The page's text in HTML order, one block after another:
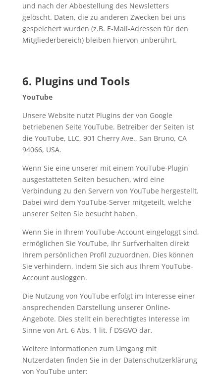
und nach der Abbestellung des Newsletters
gelöscht. Daten, die zu anderen Zwecken bei uns
gespeichert wurden (z.B. E-Mail-Adressen für den
Mitgliederbereich) bleiben hiervon unberührt.
6. Plugins und Tools
YouTube
Unsere Website nutzt Plugins der von Google
betriebenen Seite YouTube. Betreiber der Seiten ist
die YouTube, LLC, 901 Cherry Ave., San Bruno, CA
94066, USA.
Wenn Sie eine unserer mit einem YouTube-Plugin
ausgestatteten Seiten besuchen, wird eine
Verbindung zu den Servern von YouTube hergestellt.
Dabei wird dem YouTube-Server mitgeteilt, welche
unserer Seiten Sie besucht haben.
Wenn Sie in Ihrem YouTube-Account eingeloggt sind,
ermöglichen Sie YouTube, Ihr Surfverhalten direkt
Ihrem persönlichen Profil zuzuordnen. Dies können
Sie verhindern, indem Sie sich aus Ihrem YouTube-
Account ausloggen.
Die Nutzung von YouTube erfolgt im Interesse einer
ansprechenden Darstellung unserer Online-
Angebote. Dies stellt ein berechtigtes Interesse im
Sinne von Art. 6 Abs. 1 lit. f DSGVO dar.
Weitere Informationen zum Umgang mit
Nutzerdaten finden Sie in der Datenschutzerklärung
von YouTube unter: